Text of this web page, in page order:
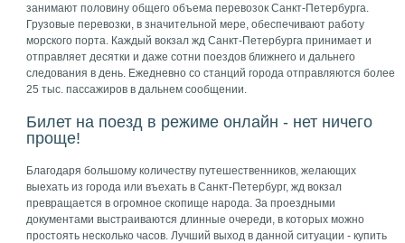
занимают половину общего объема перевозок Санкт-Петербурга.
Грузовые перевозки, в значительной мере, обеспечивают работу
морского порта. Каждый вокзал жд Санкт-Петербурга принимает и
отправляет десятки и даже сотни поездов ближнего и дальнего
следования в день. Ежедневно со станций города отправляются более
25 тыс. пассажиров в дальнем сообщении.
Билет на поезд в режиме онлайн - нет ничего
проще!
Благодаря большому количеству путешественников, желающих
выехать из города или въехать в Санкт-Петербург, жд вокзал
превращается в огромное скопище народа. За проездными
документами выстраиваются длинные очереди, в которых можно
простоять несколько часов. Лучший выход в данной ситуации - купить